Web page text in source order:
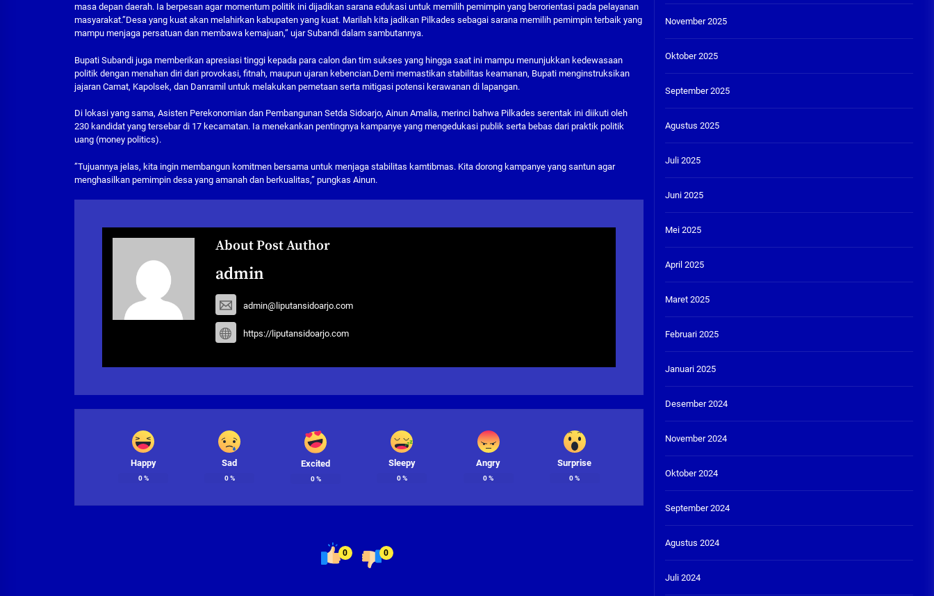
masa depan daerah. Ia berpesan agar momentum politik ini dijadikan sarana edukasi untuk memilih pemimpin yang berorientasi pada pelayanan
masyarakat.”Desa yang kuat akan melahirkan kabupaten yang kuat. Marilah kita jadikan Pilkades sebagai sarana memilih pemimpin terbaik yang
mampu menjaga persatuan dan membawa kemajuan,” ujar Subandi dalam sambutannya.
Bupati Subandi juga memberikan apresiasi tinggi kepada para calon dan tim sukses yang hingga saat ini mampu menunjukkan kedewasaan
politik dengan menahan diri dari provokasi, fitnah, maupun ujaran kebencian.Demi memastikan stabilitas keamanan, Bupati menginstruksikan
jajaran Camat, Kapolsek, dan Danramil untuk melakukan pemetaan serta mitigasi potensi kerawanan di lapangan.
Di lokasi yang sama, Asisten Perekonomian dan Pembangunan Setda Sidoarjo, Ainun Amalia, merinci bahwa Pilkades serentak ini diikuti oleh
230 kandidat yang tersebar di 17 kecamatan. Ia menekankan pentingnya kampanye yang mengedukasi publik serta bebas dari praktik politik
uang (money politics).
”Tujuannya jelas, kita ingin membangun komitmen bersama untuk menjaga stabilitas kamtibmas. Kita dorong kampanye yang santun agar
menghasilkan pemimpin desa yang amanah dan berkualitas,” pungkas Ainun.
About Post Author
admin
admin@liputansidoarjo.com
https://liputansidoarjo.com
Happy
0%
Sad
0%
Excited
0%
Sleepy
0%
Angry
0%
Surprise
0%
0 0
November 2025
Oktober 2025
September 2025
Agustus 2025
Juli 2025
Juni 2025
Mei 2025
April 2025
Maret 2025
Februari 2025
Januari 2025
Desember 2024
November 2024
Oktober 2024
September 2024
Agustus 2024
Juli 2024